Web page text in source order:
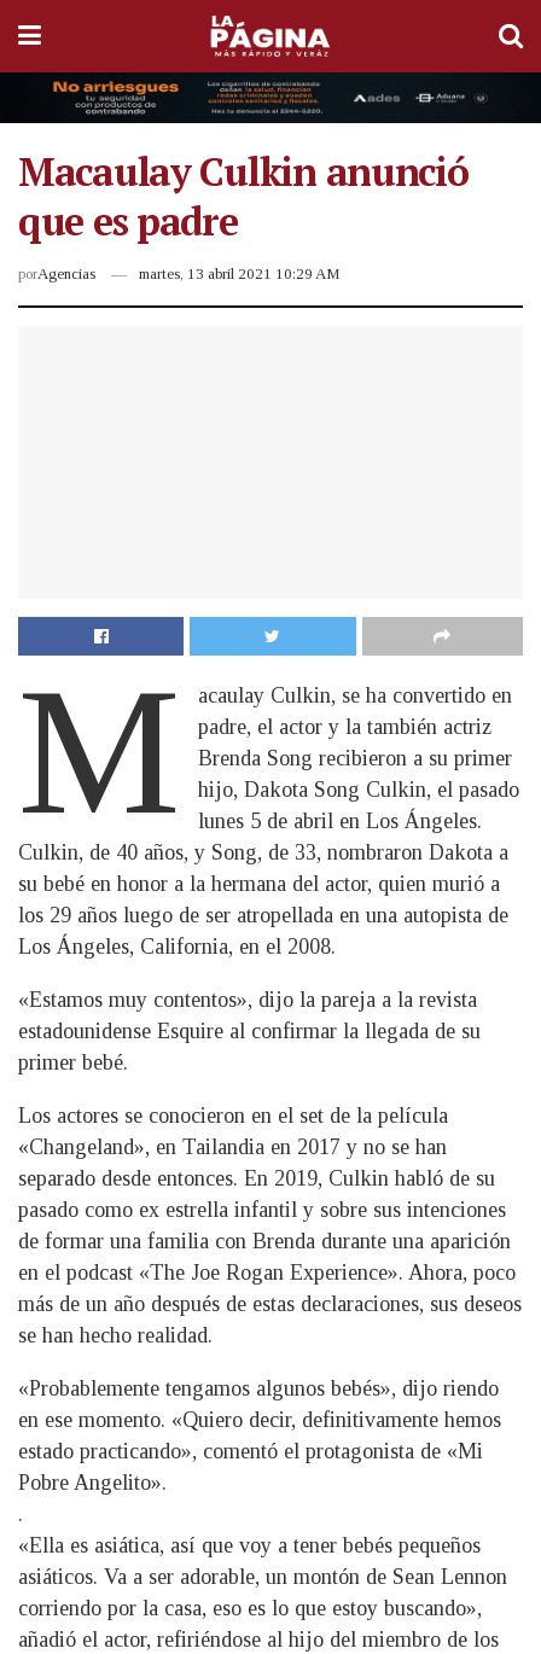
Macaulay Culkin anunció
que es padre
porAgencias martes, 13 abril 2021 10:29 AM
M
acaulay Culkin, se ha convertido en
padre, el actor y la también actriz
Brenda Song recibieron a su primer
hijo, Dakota Song Culkin, el pasado
lunes 5 de abril en Los Ángeles.
Culkin, de 40 años, y Song, de 33, nombraron Dakota a
su bebé en honor a la hermana del actor, quien murió a
los 29 años luego de ser atropellada en una autopista de
Los Ángeles, California, en el 2008.
«Estamos muy contentos», dijo la pareja a la revista
estadounidense Esquire al confirmar la llegada de su
primer bebé.
Los actores se conocieron en el set de la película
«Changeland», en Tailandia en 2017 y no se han
separado desde entonces. En 2019, Culkin habló de su
pasado como ex estrella infantil y sobre sus intenciones
de formar una familia con Brenda durante una aparición
en el podcast «The Joe Rogan Experience». Ahora, poco
más de un año después de estas declaraciones, sus deseos
se han hecho realidad.
«Probablemente tengamos algunos bebés», dijo riendo
en ese momento. «Quiero decir, definitivamente hemos
estado practicando», comentó el protagonista de «Mi
Pobre Angelito».
.
«Ella es asiática, así que voy a tener bebés pequeños
asiáticos. Va a ser adorable, un montón de Sean Lennon
corriendo por la casa, eso es lo que estoy buscando»,
añadió el actor, refiriéndose al hijo del miembro de los